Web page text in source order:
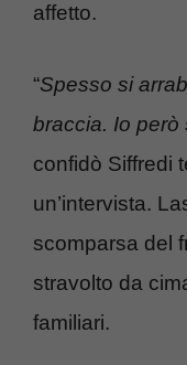
affetto.
“Spesso si
braccia. Io però
confidò Siffredi
un’intervista.
scomparsa del
stravolto da
familiari.